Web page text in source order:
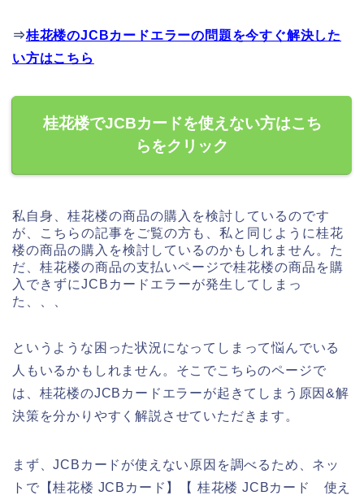
⇒桂花楼のJCBカードエラーの問題を今すぐ解決した
い方はこちら
桂花楼でJCBカードを使えない方はこち
らをクリック
私自身、桂花楼の商品の購入を検討しているのです
が、こちらの記事をご覧の方も、私と同じように桂花
楼の商品の購入を検討しているのかもしれません。た
だ、桂花楼の商品の支払いページで桂花楼の商品を購
入できずにJCBカードエラーが発生してしまっ
た、、、
というような困った状況になってしまって悩んでいる
人もいるかもしれません。そこでこちらのページで
は、桂花楼のJCBカードエラーが起きてしまう原因&解
決策を分かりやすく解説させていただきます。
まず、JCBカードが使えない原因を調べるため、ネッ
トで【桂花楼 JCBカード】【 桂花楼 JCBカード 使え